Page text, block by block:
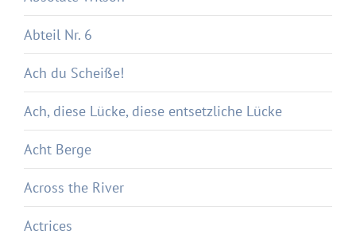
Abteil Nr. 6
Ach du Scheiße!
Ach, diese Lücke, diese entsetzliche Lücke
Acht Berge
Across the River
Actrices